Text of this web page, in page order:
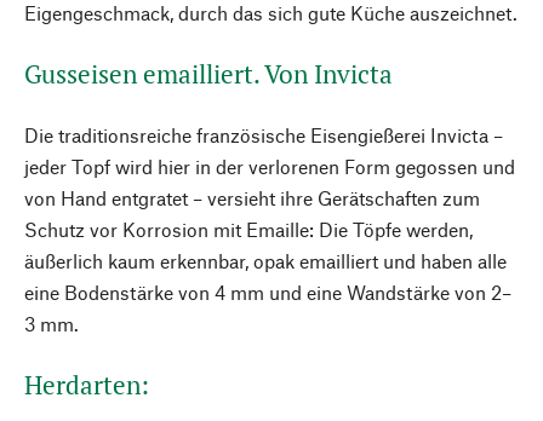
Eigengeschmack, durch das sich gute Küche auszeichnet.
Gusseisen emailliert. Von Invicta
Die traditionsreiche französische Eisengießerei Invicta –
jeder Topf wird hier in der verlorenen Form gegossen und
von Hand entgratet – versieht ihre Gerätschaften zum
Schutz vor Korrosion mit Emaille: Die Töpfe werden,
äußerlich kaum erkennbar, opak emailliert und haben alle
eine Bodenstärke von 4 mm und eine Wandstärke von 2–
3 mm.
Herdarten: